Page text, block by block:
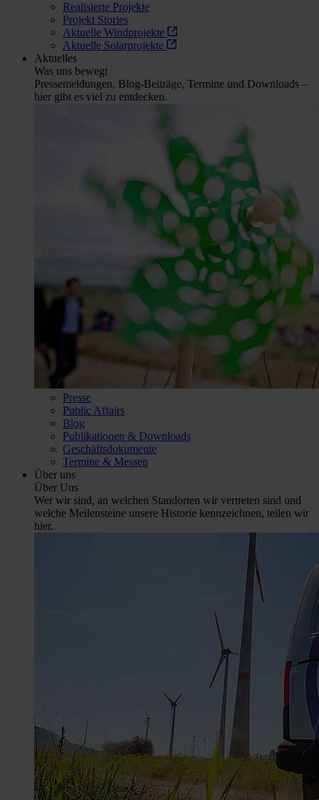
Realisierte Projekte
Projekt Stories
Aktuelle Windprojekte
Aktuelle Solarprojekte
Aktuelles
Was uns bewegt
Pressemeldungen, Blog-Beiträge, Termine und Downloads –
hier gibt es viel zu entdecken.
Presse
Public Affairs
Blog
Publikationen & Downloads
Geschäftsdokumente
Termine & Messen
Über uns
Über Uns
Wer wir sind, an welchen Standorten wir vertreten sind und
welche Meilensteine unsere Historie kennzeichnen, teilen wir
hier.